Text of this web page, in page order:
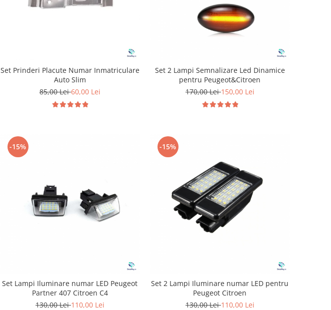
Set Prinderi Placute Numar Inmatriculare
Auto Slim
85,00 Lei60,00 Lei
Set 2 Lampi Semnalizare Led Dinamice
pentru Peugeot&Citroen
170,00 Lei150,00 Lei
-15%
Set Lampi Iluminare numar LED Peugeot
Partner 407 Citroen C4
130,00 Lei110,00 Lei
-15%
Set 2 Lampi Iluminare numar LED pentru
Peugeot Citroen
130,00 Lei110,00 Lei